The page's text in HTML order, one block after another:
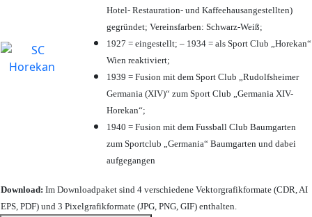
Hotel- Restauration- und Kaffeehausangestellten)
gegründet; Vereinsfarben: Schwarz-Weiß;
1927 = eingestellt; – 1934 = als Sport Club „Horekan“
Wien reaktiviert;
1939 = Fusion mit dem Sport Club „Rudolfsheimer
Germania (XIV)“ zum Sport Club „Germania XIV-
Horekan“;
1940 = Fusion mit dem Fussball Club Baumgarten
zum Sportclub „Germania“ Baumgarten und dabei
aufgegangen
Download: Im Downloadpaket sind 4 verschiedene Vektorgrafikformate (CDR, AI
EPS, PDF) und 3 Pixelgrafikformate (JPG, PNG, GIF) enthalten.